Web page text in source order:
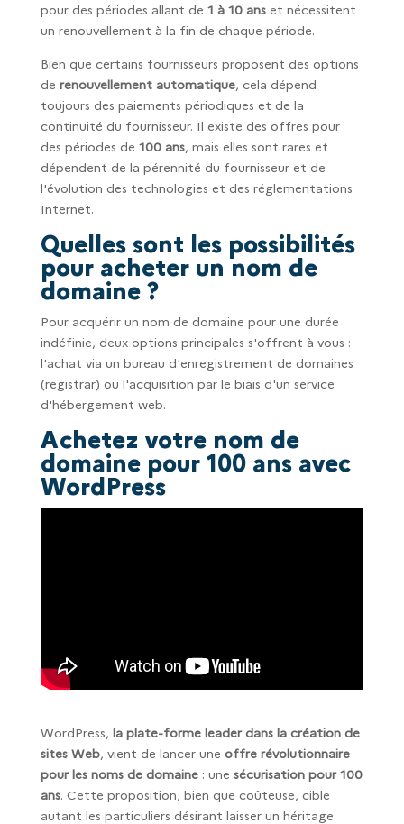
pour des périodes allant de 1 à 10 anset nécessitent
un renouvellement à la fin de chaque période.
Bien que certains fournisseurs proposent des options
de renouvellement automatique, cela dépend
toujours des paiements périodiques et de la
continuité du fournisseur. Il existe des offres pour
des périodes de 100 ans, mais elles sont rares et
dépendent de la pérennité du fournisseur et de
l'évolution des technologies et des réglementations
Internet.
Quelles sont les possibilités
pour acheter un nom de
domaine ?
Pour acquérir un nom de domaine pour une durée
indéfinie, deux options principales s'offrent à vous :
l'achat via un bureau d'enregistrement de domaines
(registrar) ou l'acquisition par le biais d'un service
d'hébergement web.
Achetez votre nom de
domaine pour 100 ans avec
WordPress
WordPress, la plate-forme leader dans la création de
sites Web, vient de lancer une offre révolutionnaire
pour les noms de domaine: une sécurisation pour 100
ans. Cette proposition, bien que coûteuse, cible
autant les particuliers désirant laisser un héritage